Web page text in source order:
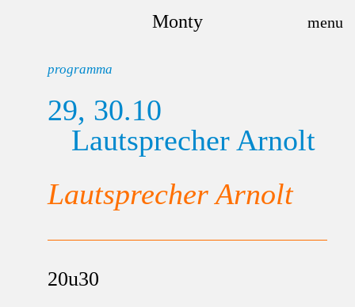
Monty
programma
29, 30.10
Lautsprecher Arnolt
Lautsprecher Arnolt
20u30